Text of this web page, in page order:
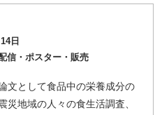
日
信・ポスター・販売
文として食品中の栄養成分の
災地域の人々の食生活調査、